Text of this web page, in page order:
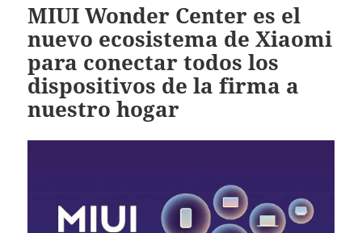
MIUI Wonder Center es el
nuevo ecosistema de Xiaomi
para conectar todos los
dispositivos de la firma a
nuestro hogar